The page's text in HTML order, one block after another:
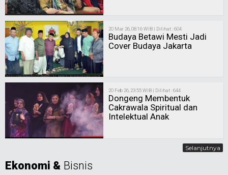
20 Mar 26, 08:16 WIB | Dilihat : 604
Budaya Betawi Mesti Jadi
Cover Budaya Jakarta
20 Feb 26, 23:55 WIB | Dilihat : 644
Dongeng Membentuk
Cakrawala Spiritual dan
Intelektual Anak
Selanjutnya
Ekonomi & Bisnis